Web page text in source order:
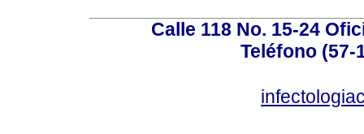
Calle 118 No. 15-24
Teléfono (57-